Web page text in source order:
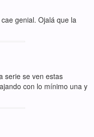
genial. Ojalá que la
serie se ven estas
con lo mínimo una y